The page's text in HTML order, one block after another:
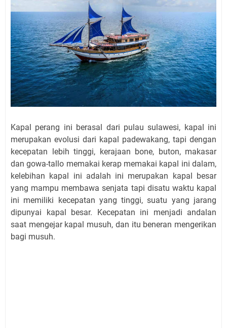
Kapal perang ini berasal dari pulau sulawesi, kapal ini
merupakan evolusi dari kapal padewakang, tapi dengan
kecepatan lebih tinggi, kerajaan bone, buton, makasar
dan gowa-tallo memakai kerap memakai kapal ini dalam,
kelebihan kapal ini adalah ini merupakan kapal besar
yang mampu membawa senjata tapi disatu waktu kapal
ini memiliki kecepatan yang tinggi, suatu yang jarang
dipunyai kapal besar. Kecepatan ini menjadi andalan
saat mengejar kapal musuh, dan itu beneran mengerikan
bagi musuh.